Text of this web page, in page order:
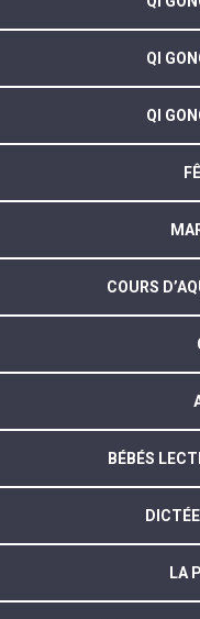
QI
QI
COURS
BÉBÉS
LA